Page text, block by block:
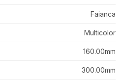
Faianca
Multicolor
160.00mm
300.00mm